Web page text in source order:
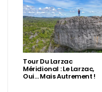
Tour Du Larzac
Méridional : Le Larzac,
Oui… Mais Autrement !